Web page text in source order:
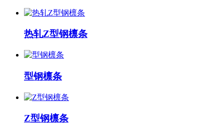
热轧Z型钢檩条
型钢檩条
Z型钢檩条